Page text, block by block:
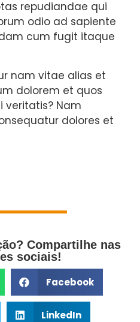
repudiandae qui
odio ad sapiente
cum fugit itaque
nam vitae alias et
dolorem et quos
veritatis? Nam
dolores et
Compartilhe nas
sociais!
Facebook
LinkedIn